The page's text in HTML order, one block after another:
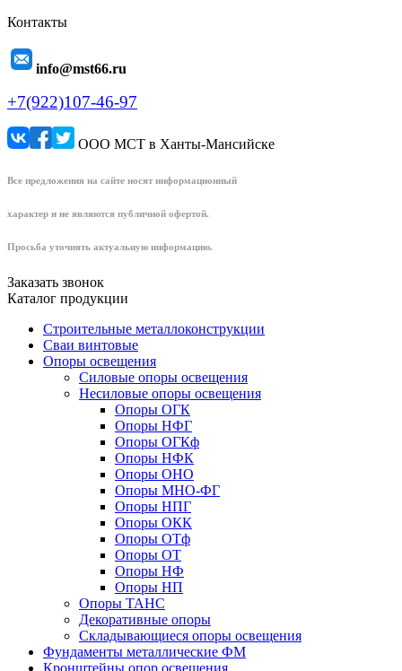
Контакты
info@mst66.ru
+7(922)107-46-97
ООО МСТ в Ханты-Мансийске
Все предложения на сайте носят информационный
характер и не являются публичной офертой.
Просьба уточнять актуальную информацию.
Заказать звонок
Каталог продукции
Строительные металлоконструкции
Сваи винтовые
Опоры освещения
Силовые опоры освещения
Несиловые опоры освещения
Опоры ОГК
Опоры НФГ
Опоры ОГКф
Опоры НФК
Опоры ОНО
Опоры МНО-ФГ
Опоры НПГ
Опоры ОКК
Опоры ОТф
Опоры ОТ
Опоры НФ
Опоры НП
Опоры ТАНС
Декоративные опоры
Складывающиеся опоры освещения
Фундаменты металлические ФМ
Кронштейны опор освещения